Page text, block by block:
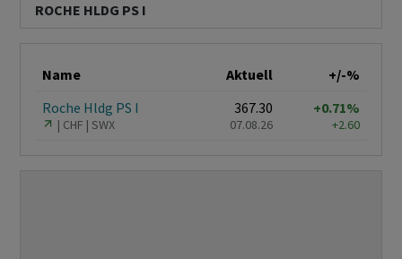
ROCHE HLDG PS I
Name Aktuell
+/-%
Roche Hldg PS I
CHF SWX
367.30
07.08.26
+0.71%
+2.60